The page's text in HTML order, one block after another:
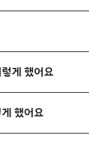
게 했어요
했어요